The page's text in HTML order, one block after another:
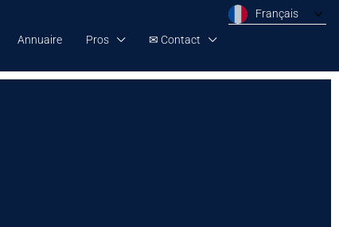
Annuaire Pros ✉ Contact
Français